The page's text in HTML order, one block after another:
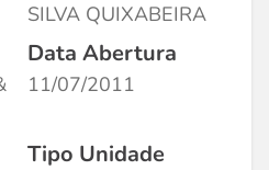
SILVA QUIXABEIRA
Data Abertura
11/07/2011
Tipo Unidade